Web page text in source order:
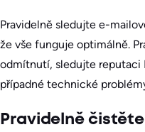
Pravidelně sledujte e-
že vše funguje optimálně.
odmítnutí, sledujte reputaci
případné technické
Pravidelně